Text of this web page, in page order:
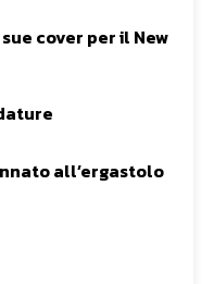
cover per il New
all’ergastolo